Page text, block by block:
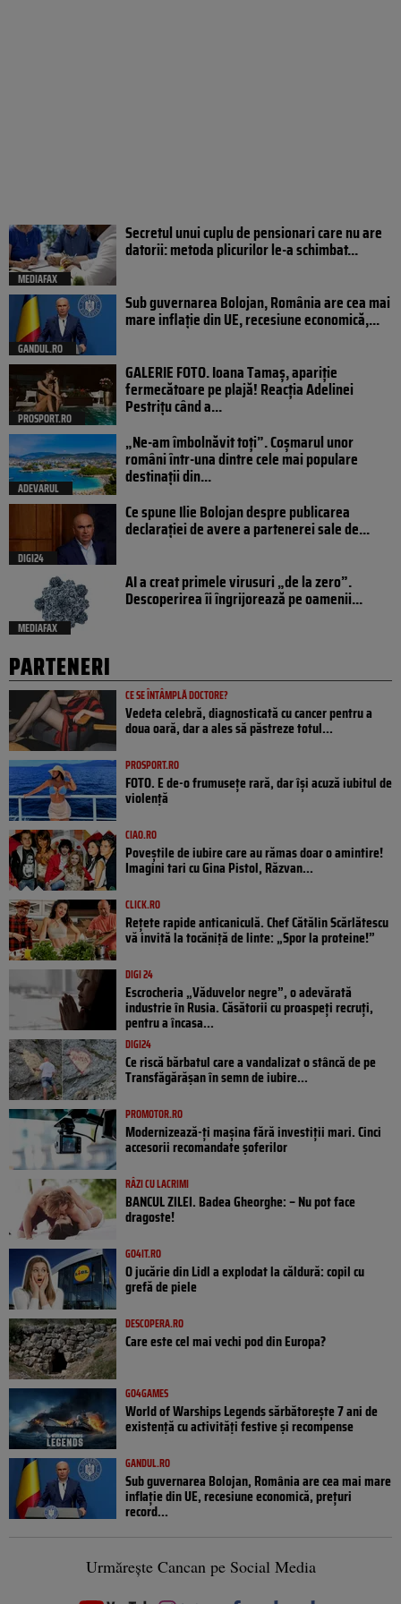
MEDIAFAX
Secretul unui cuplu de pensionari care nu are
datorii: metoda plicurilor le-a schimbat...
GANDUL.RO
Sub guvernarea Bolojan, România are cea mai
mare inflație din UE, recesiune economică,...
PROSPORT.RO
GALERIE FOTO. Ioana Tamaş, apariție
fermecătoare pe plajă! Reacția Adelinei
Pestrițu când a...
ADEVARUL
„Ne-am îmbolnăvit toți”. Coșmarul unor
români într-una dintre cele mai populare
destinații din...
DIGI24
Ce spune Ilie Bolojan despre publicarea
declarației de avere a partenerei sale de...
MEDIAFAX
AI a creat primele virusuri „de la zero”.
Descoperirea îi îngrijorează pe oamenii...
PARTENERI
CE SE ÎNTÂMPLĂ DOCTORE?
Vedeta celebră, diagnosticată cu cancer pentru a
doua oară, dar a ales să păstreze totul...
PROSPORT.RO
FOTO. E de-o frumusețe rară, dar își acuză iubitul de
violență
CIAO.RO
Poveştile de iubire care au rămas doar o amintire!
Imagini tari cu Gina Pistol, Răzvan...
CLICK.RO
Rețete rapide anticaniculă. Chef Cătălin Scărlătescu
vă invită la tocăniță de linte: „Spor la proteine!”
DIGI 24
Escrocheria „Văduvelor negre”, o adevărată
industrie în Rusia. Căsătorii cu proaspeți recruți,
pentru a încasa...
DIGI24
Ce riscă bărbatul care a vandalizat o stâncă de pe
Transfăgărășan în semn de iubire...
PROMOTOR.RO
Modernizează-ți mașina fără investiții mari. Cinci
accesorii recomandate șoferilor
RÂZI CU LACRIMI
BANCUL ZILEI. Badea Gheorghe: – Nu pot face
dragoste!
GO4IT.RO
O jucărie din Lidl a explodat la căldură: copil cu
grefă de piele
DESCOPERA.RO
Care este cel mai vechi pod din Europa?
GO4GAMES
World of Warships Legends sărbătorește 7 ani de
existență cu activități festive și recompense
GANDUL.RO
Sub guvernarea Bolojan, România are cea mai mare
inflație din UE, recesiune economică, prețuri
record...
Urmărește Cancan pe Social Media